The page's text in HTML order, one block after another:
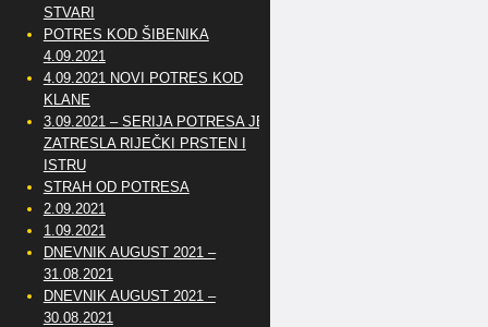
STVARI
POTRES KOD ŠIBENIKA
4.09.2021
4.09.2021 NOVI POTRES KOD
KLANE
3.09.2021 – SERIJA POTRESA JE
ZATRESLA RIJEČKI PRSTEN I
ISTRU
STRAH OD POTRESA
2.09.2021
1.09.2021
DNEVNIK AUGUST 2021 –
31.08.2021
DNEVNIK AUGUST 2021 –
30.08.2021